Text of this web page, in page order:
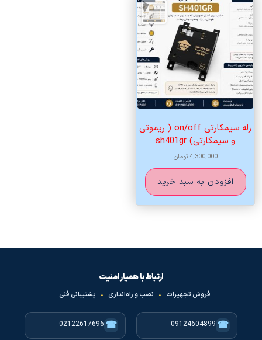
رله سیمکارتی on/off ( ریموتی
و سیمکارتی) sh401gr
4,300,000تومان
افزودن به سبد خرید
ارتباط با همیار امنیت
فروش تجهیزات • نصب و راه‌اندازی • پشتیبانی فنی
☎
09124604899
☎
02122617696